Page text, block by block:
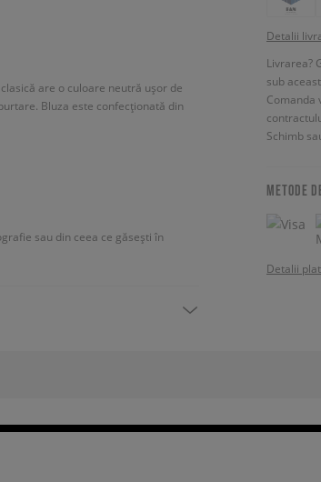
are o culoare neutră ușor de
Bluza este confecționată din
sau din ceea ce găsești în
Detalii
Livrarea?
sub
Comanda
Schimb
METODE
Detalii